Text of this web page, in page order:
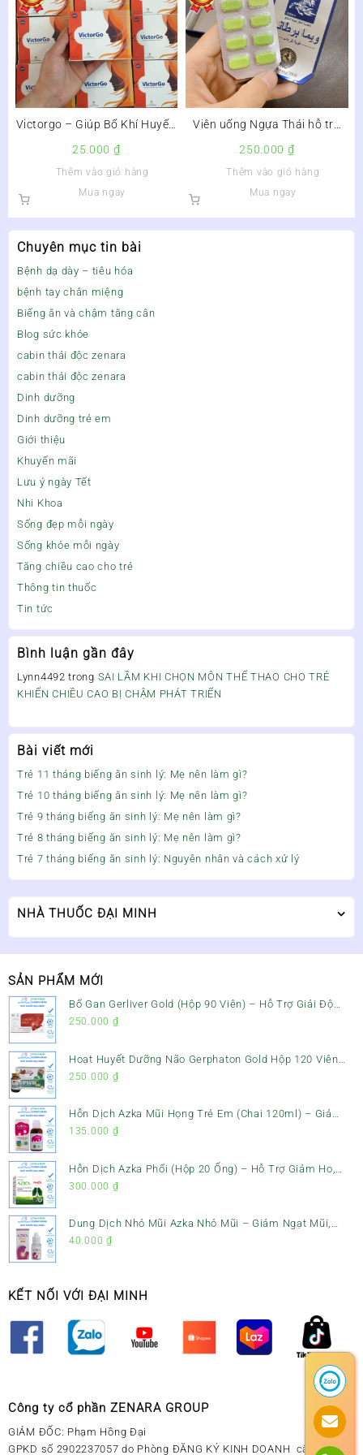
Chuyên mục tin bài
Bệnh dạ dày – tiêu hóa
bệnh tay chân miệng
Biếng ăn và chậm tăng cân
Blog sức khỏe
cabin thải độc zenara
cabin thải độc zenara
Dinh dưỡng
Dinh dưỡng trẻ em
Giới thiệu
Khuyến mãi
Lưu ý ngày Tết
Nhi Khoa
Sống đẹp mỗi ngày
Sống khỏe mỗi ngày
Tăng chiều cao cho trẻ
Thông tin thuốc
Tin tức
Bình luận gần đây
Lynn4492 trong SAI LẦM KHI CHỌN MÔN THỂ THAO CHO TRẺ
KHIẾN CHIỀU CAO BỊ CHẬM PHÁT TRIỂN
Bài viết mới
Trẻ 11 tháng biếng ăn sinh lý: Mẹ nên làm gì?
Trẻ 10 tháng biếng ăn sinh lý: Mẹ nên làm gì?
Trẻ 9 tháng biếng ăn sinh lý: Mẹ nên làm gì?
Trẻ 8 tháng biếng ăn sinh lý: Mẹ nên làm gì?
Trẻ 7 tháng biếng ăn sinh lý: Nguyên nhân và cách xử lý
Victorgo – Giúp Bổ Khí Huyết,
25.000 ₫
Thêm vào giỏ hàng
Mua ngay
Viên uống Ngựa Thái hỗ trợ
250.000 ₫
Thêm vào giỏ hàng
Mua ngay
NHÀ THUỐC ĐẠI MINH
SẢN PHẨM MỚI
Bổ Gan Gerliver Gold (Hộp 90 Viên) – Hỗ Trợ Giải Độc
Gan, Mát Gan & Bảo Vệ Gan
250.000 ₫
Hoạt Huyết Dưỡng Não Gerphaton Gold Hộp 120 Viên
– Giảm Đau Đầu, Hoa Mắt, Chóng Mặt & Rối Loạn Tiền
250.000 ₫
Hỗn Dịch Azka Mũi Họng Trẻ Em (Chai 120ml) – Giảm
Ho, Tiêu Đờm & Đau Rát Họng
135.000 ₫
Hỗn Dịch Azka Phổi (Hộp 20 Ống) – Hỗ Trợ Giảm Ho,
Tiêu Đờm & Bổ Phổi
300.000 ₫
Dung Dịch Nhỏ Mũi Azka Nhỏ Mũi – Giảm Ngạt Mũi,
Sổ Mũi Cho Trẻ Sơ Sinh
40.000 ₫
KẾT NỐI VỚI ĐẠI MINH
Công ty cổ phần ZENARA GROUP
GIÁM ĐỐC: Phạm Hồng Đại
GPKD số 2902237057 do Phòng ĐĂNG KÝ KINH DOANH cấp ngày